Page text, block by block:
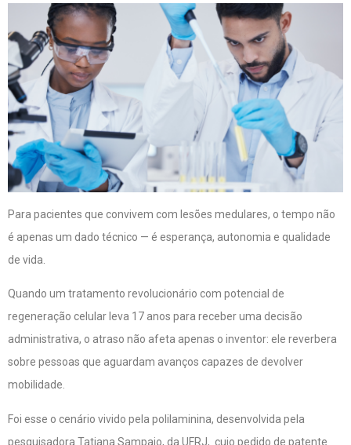
Para pacientes que convivem com lesões medulares, o tempo não
é apenas um dado técnico — é esperança, autonomia e qualidade
de vida.
Quando um tratamento revolucionário com potencial de
regeneração celular leva 17 anos para receber uma decisão
administrativa, o atraso não afeta apenas o inventor: ele reverbera
sobre pessoas que aguardam avanços capazes de devolver
mobilidade.
Foi esse o cenário vivido pela polilaminina, desenvolvida pela
pesquisadora Tatiana Sampaio, da UFRJ, cujo pedido de patente